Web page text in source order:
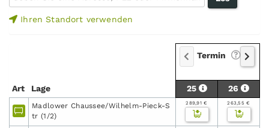
Ihren Standort verwenden
Art Lage
Termin
25 26
Madlower Chaussee/Wilhelm-Pieck-S
tr (1/2)
289,91 € 263,55 €